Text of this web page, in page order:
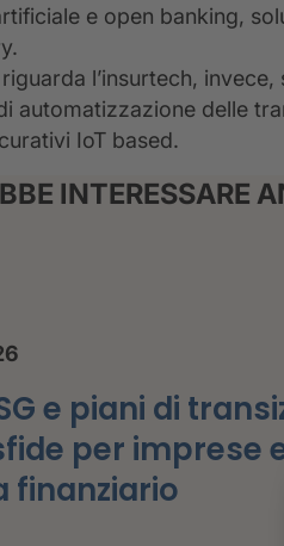
e open banking,
l’insurtech,
automatizzazione delle
IoT based.
INTERESSARE
e piani di
per imprese
finanziario